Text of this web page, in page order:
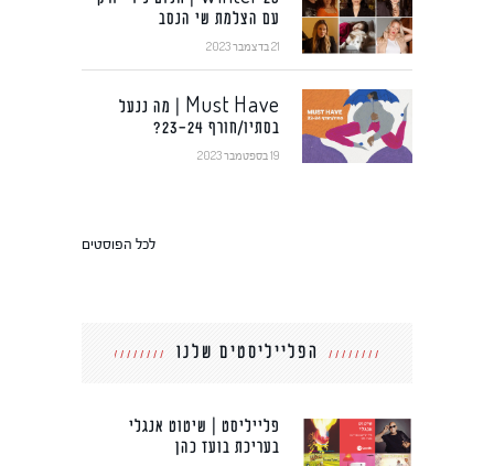
עם הצלמת שי הנסב
21 בדצמבר 2023
Must Have | מה ננעל
בסתיו/חורף 23-24?
19 בספטמבר 2023
לכל הפוסטים
הפלייליסטים שלנו
פלייליסט | שיטוט אנגלי
בעריכת בועז כהן